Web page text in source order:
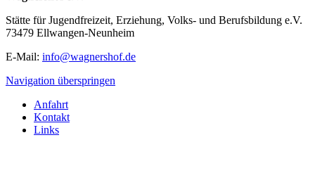
Stätte für Jugendfreizeit, Erziehung, Volks- und Berufsbildung e.V.
73479 Ellwangen-Neunheim
E-Mail: info@wagnershof.de
Navigation überspringen
Anfahrt
Kontakt
Links